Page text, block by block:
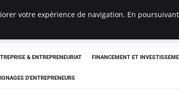
& ENTREPRENEURIAT FINANCEMENT ET
D'ENTREPRENEURS
votre expérience de navigation. En